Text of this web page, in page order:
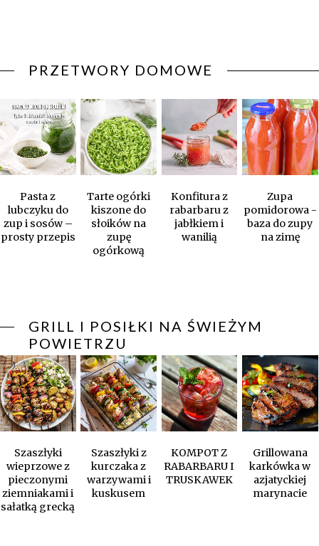
PRZETWORY DOMOWE
Pasta z
lubczyku do
zup i sosów –
prosty przepis
Tarte ogórki
kiszone do
słoików na
zupę
ogórkową
Konfitura z
rabarbaru z
jabłkiem i
wanilią
Zupa
pomidorowa -
baza do zupy
na zimę
GRILL I POSIŁKI NA ŚWIEŻYM
POWIETRZU
Szaszłyki
wieprzowe z
pieczonymi
ziemniakami i
sałatką grecką
Szaszłyki z
kurczaka z
warzywami i
kuskusem
KOMPOT Z
RABARBARU I
TRUSKAWEK
Grillowana
karkówka w
azjatyckiej
marynacie